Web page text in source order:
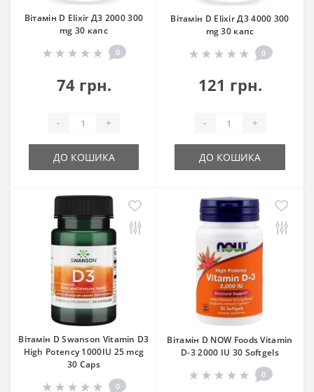
Вітамін D Elixir Д3 2000 300
mg 30 капс
0
74 грн.
- +
ДО КОШИКА
Вітамін D Elixir Д3 4000 300
mg 30 капс
0
121 грн.
- +
ДО КОШИКА
Вітамін D Swanson Vitamin D3
High Potency 1000IU 25 mcg
30 Caps
0
Вітамін D NOW Foods Vitamin
D-3 2000 IU 30 Softgels
0